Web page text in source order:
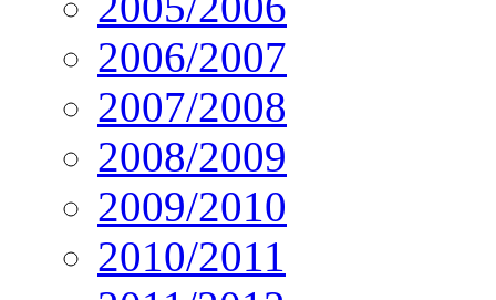
2006/2007
2007/2008
2008/2009
2009/2010
2010/2011